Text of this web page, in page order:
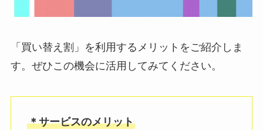
「買い替え割」を利用するメリットをご紹介しま
す。ぜひこの機会に活用してみてください。
＊サービスのメリット